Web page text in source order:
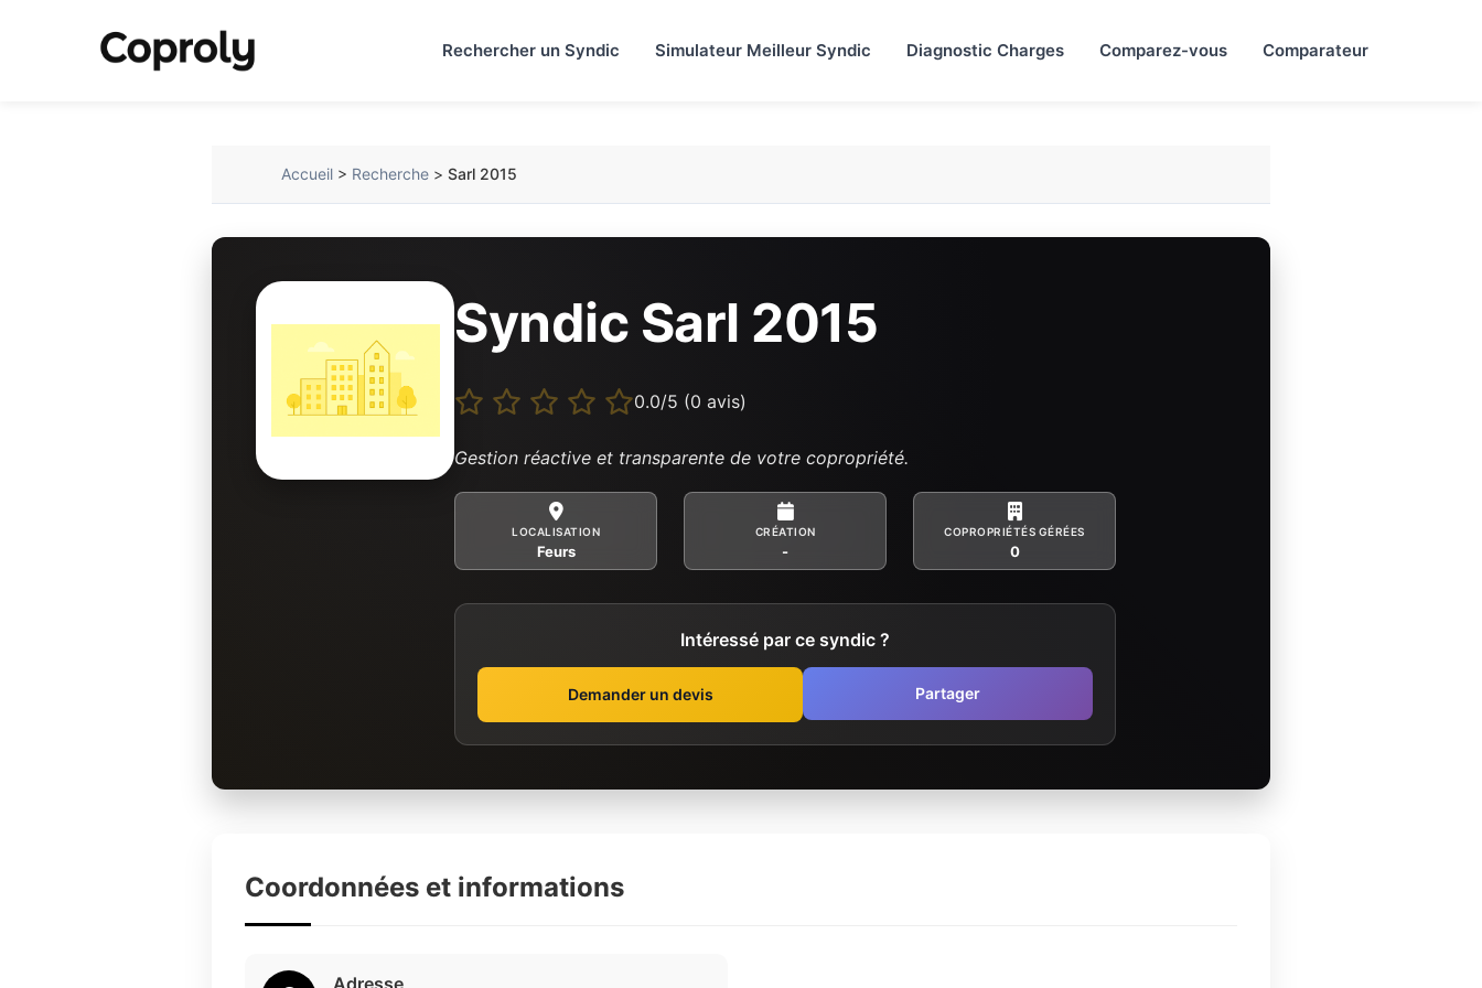
Rechercher un Syndic Simulateur Meilleur Syndic Diagnostic Charges Comparez-vous Comparateur
Accueil > Recherche > Sarl 2015
Syndic Sarl 2015
0.0/5 (0 avis)
Gestion réactive et transparente de votre copropriété.
LOCALISATION
Feurs
CRÉATION
-
COPROPRIÉTÉS GÉRÉES
0
Intéressé par ce syndic ?
Demander un devis Partager
Coordonnées et informations
Adresse